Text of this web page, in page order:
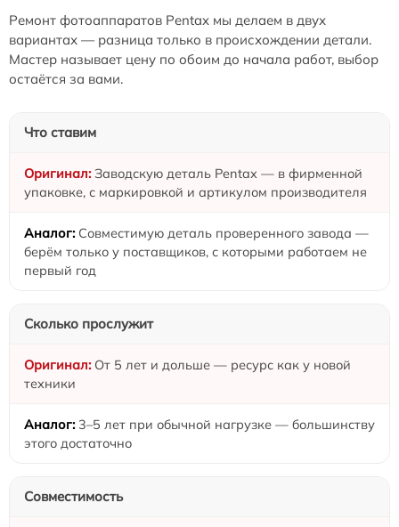
Ремонт фотоаппаратов Pentax мы делаем в двух
вариантах — разница только в происхождении детали.
Мастер называет цену по обоим до начала работ, выбор
остаётся за вами.
Что ставим
Заводскую деталь Pentax — в фирменной
упаковке, с маркировкой и артикулом производителя
Совместимую деталь проверенного завода —
берём только у поставщиков, с которыми работаем не
первый год
Сколько прослужит
От 5 лет и дольше — ресурс как у новой
техники
3–5 лет при обычной нагрузке — большинству
этого достаточно
Совместимость